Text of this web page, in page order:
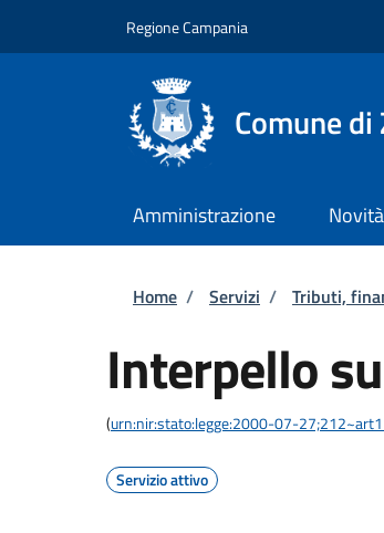
Regione Campania
Comune
Amministrazione Novità
Briciole di
Home / Servizi / Tributi,
Interpello
(urn:nir:stato:legge:2000-07-
Servizio attivo